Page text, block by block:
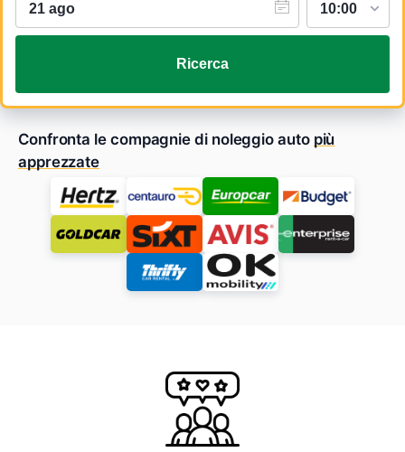
Ricerca
Confronta le compagnie di noleggio auto più
apprezzate